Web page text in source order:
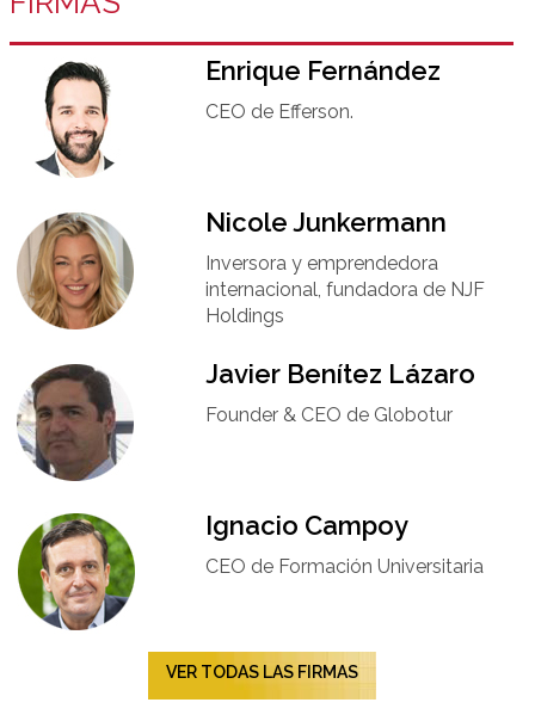
Enrique Fernández
CEO de Efferson.
Nicole Junkermann​
Inversora y emprendedora
internacional, fundadora de NJF
Holdings
Javier Benítez Lázaro
Founder & CEO de Globotur​
Ignacio Campoy​
CEO de Formación Universitaria​
VER TODAS LAS FIRMAS